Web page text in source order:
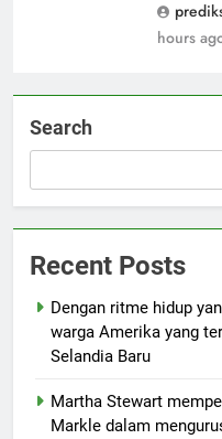
hours
Search
Recent Posts
Dengan ritme hidup
warga Amerika yang
Selandia Baru
Martha Stewart
Markle dalam